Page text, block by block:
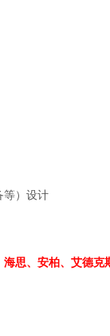
等）设计
思、安柏、艾德克